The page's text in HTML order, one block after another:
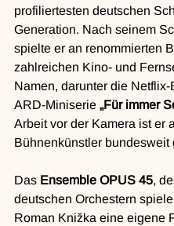
profiliertesten deutschen
Generation. Nach seinem
spielte er an renommierten
zahlreichen Kino- und
Namen, darunter die
ARD-Miniserie „Für immer
Arbeit vor der Kamera ist er
Bühnenkünstler bundesweit
Das Ensemble OPUS 45,
deutschen Orchestern
Roman Knižka eine eigene